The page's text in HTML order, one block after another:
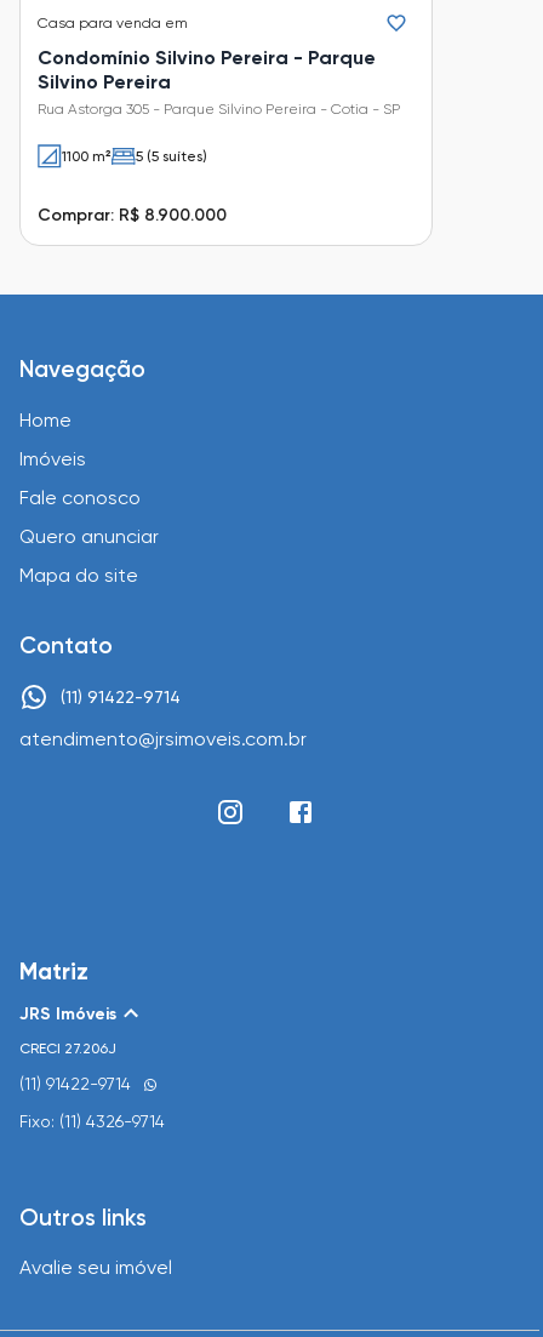
Casa para venda em
Condomínio Silvino Pereira - Parque
Silvino Pereira
Rua Astorga 305 - Parque Silvino Pereira - Cotia - SP
1100 m² 5 (5 suítes)
Comprar: R$ 8.900.000
Navegação
Home
Imóveis
Fale conosco
Quero anunciar
Mapa do site
Contato
(11) 91422-9714
atendimento@jrsimoveis.com.br
Matriz
JRS Imóveis
CRECI 27.206J
(11) 91422-9714
Fixo: (11) 4326-9714
Outros links
Avalie seu imóvel